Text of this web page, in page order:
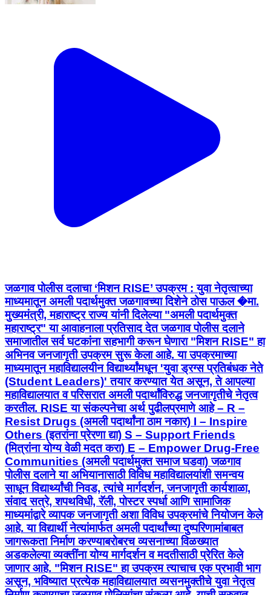
जळगाव पोलीस दलाचा ‘मिशन RISE’ उपक्रम : युवा नेतृत्वाच्या
माध्यमातून अमली पदार्थमुक्त जळगावच्या दिशेने ठोस पाऊल �मा.
मुख्यमंत्री, महाराष्ट्र राज्य यांनी दिलेल्या "अमली पदार्थमुक्त
महाराष्ट्र" या आवाहनाला प्रतिसाद देत जळगाव पोलीस दलाने
समाजातील सर्व घटकांना सहभागी करून घेणारा "मिशन RISE" हा
अभिनव जनजागृती उपक्रम सुरू केला आहे. या उपक्रमाच्या
माध्यमातून महाविद्यालयीन विद्यार्थ्यांमधून 'युवा ड्रग्स प्रतिबंधक नेते
(Student Leaders)' तयार करण्यात येत असून, ते आपल्या
महाविद्यालयात व परिसरात अमली पदार्थांविरुद्ध जनजागृतीचे नेतृत्व
करतील. RISE या संकल्पनेचा अर्थ पुढीलप्रमाणे आहे – R –
Resist Drugs (अमली पदार्थांना ठाम नकार) I – Inspire
Others (इतरांना प्रेरणा द्या) S – Support Friends
(मित्रांना योग्य वेळी मदत करा) E – Empower Drug-Free
Communities (अमली पदार्थमुक्त समाज घडवा) जळगाव
पोलीस दलाने या अभियानासाठी विविध महाविद्यालयांशी समन्वय
साधून विद्यार्थ्यांची निवड, त्यांचे मार्गदर्शन, जनजागृती कार्यशाळा,
संवाद सत्रे, शपथविधी, रॅली, पोस्टर स्पर्धा आणि सामाजिक
माध्यमांद्वारे व्यापक जनजागृती अशा विविध उपक्रमांचे नियोजन केले
आहे. या विद्यार्थी नेत्यांमार्फत अमली पदार्थांच्या दुष्परिणामांबाबत
जागरूकता निर्माण करण्याबरोबरच व्यसनाच्या विळख्यात
अडकलेल्या व्यक्तींना योग्य मार्गदर्शन व मदतीसाठी प्रेरित केले
जाणार आहे. "मिशन RISE" हा उपक्रम त्याचाच एक प्रभावी भाग
असून, भविष्यात प्रत्येक महाविद्यालयात व्यसनमुक्तीचे युवा नेतृत्व